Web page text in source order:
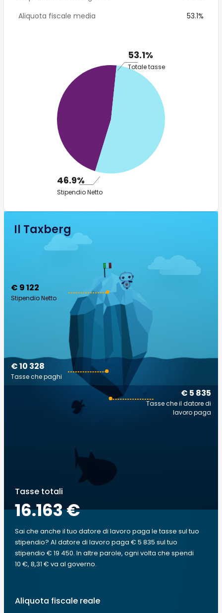
Aliquota fiscale media
53.1%
53.1%
Totale tasse
46.9%
Stipendio Netto
Il Taxberg
€ 9 122
Stipendio Netto
€ 5 835
Tasse che il datore di
lavoro paga
€ 10 328
Tasse che paghi
Tasse totali
16.163 €
Sai che anche il tuo datore di lavoro paga le tasse sul tuo
stipendio? Al datore di lavoro paga € 5 835 sul tuo
stipendio € 19 450. In altre parole, ogni volta che spendi
10 €, 8,31 € va al governo.
Aliquota fiscale reale